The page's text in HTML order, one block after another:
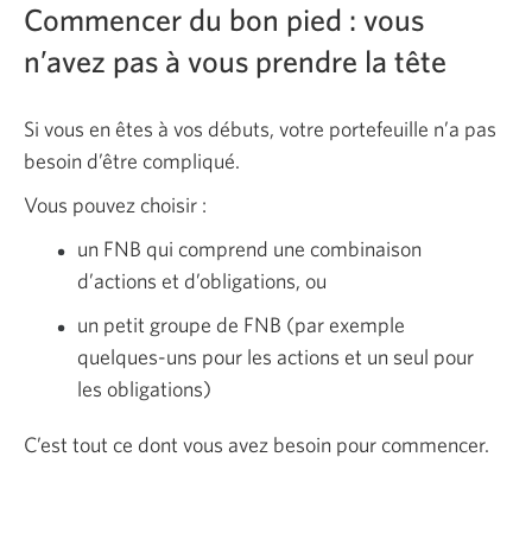
Commencer du bon pied : vous
n’avez pas à vous prendre la tête
Si vous en êtes à vos débuts, votre portefeuille n’a pas
besoin d’être compliqué.
Vous pouvez choisir :
un FNB qui comprend une combinaison
d’actions et d’obligations, ou
un petit groupe de FNB (par exemple
quelques-uns pour les actions et un seul pour
les obligations)
C’est tout ce dont vous avez besoin pour commencer.